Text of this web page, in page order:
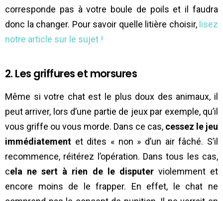
corresponde pas à votre boule de poils et il faudra
donc la changer. Pour savoir quelle litière choisir, lisez
notre article sur le sujet !
2. Les griffures et morsures
Même si votre chat est le plus doux des animaux, il
peut arriver, lors d’une partie de jeux par exemple, qu’il
vous griffe ou vous morde. Dans ce cas, cessez le jeu
immédiatement et dites « non » d’un air fâché. S’il
recommence, réitérez l’opération. Dans tous les cas,
cela ne sert à rien de le disputerviolemment et
encore moins de le frapper. En effet, le chat ne